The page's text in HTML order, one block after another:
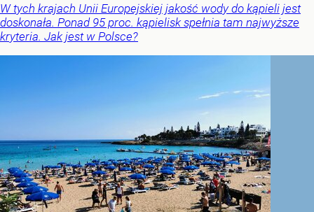
W tych krajach Unii Europejskiej jakość wody do kąpieli jest
doskonała. Ponad 95 proc. kąpielisk spełnia tam najwyższe
kryteria. Jak jest w Polsce?